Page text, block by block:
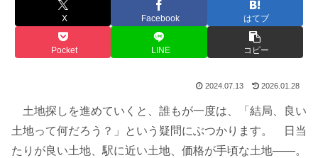
X Facebook はてブ
Pocket LINE コピー
2024.07.13 2026.01.28
土地探しを進めていくと、誰もが一度は、「結局、良い
土地って何だろう？」という疑問にぶつかります。 日当
たりが良い土地、駅に近い土地、価格が手頃な土地――。